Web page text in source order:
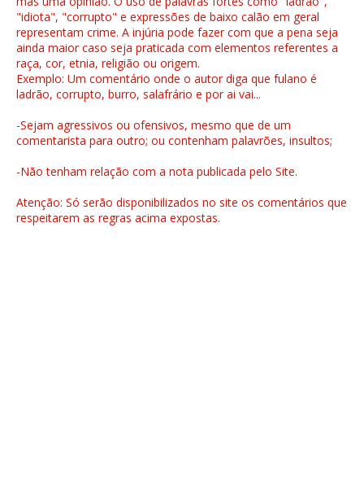
"idiota", "corrupto" e expressões de baixo calão em geral
representam crime. A injúria pode fazer com que a pena seja
ainda maior caso seja praticada com elementos referentes a
raça, cor, etnia, religião ou origem.
Exemplo: Um comentário onde o autor diga que fulano é
ladrão, corrupto, burro, salafrário e por ai vai...
-Sejam agressivos ou ofensivos, mesmo que de um
comentarista para outro; ou contenham palavrões, insultos;
-Não tenham relação com a nota publicada pelo Site.
Atenção: Só serão disponibilizados no site os comentários que
respeitarem as regras acima expostas.